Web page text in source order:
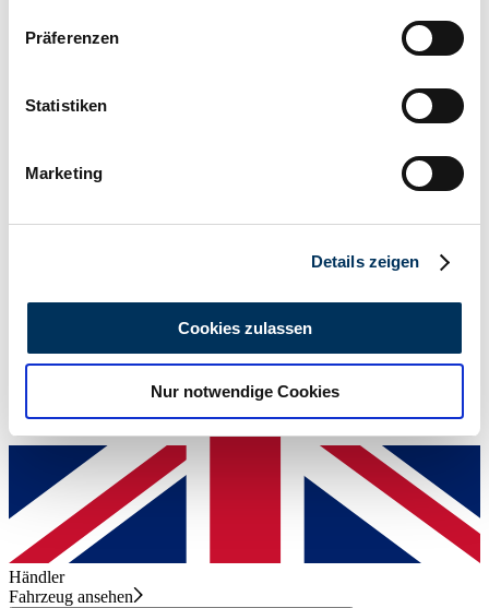
Informationen über Ihre geografische Lage
können
bestimmten Merkmalen (Fingerprinting) identifizieren
Erfahren Sie mehr darüber, wie Ihre persönlichen Daten
analysieren. Außerdem geben wir Informationen zu Ihrer
Verwendung unserer Website an unsere Partner für
soziale Medien, Werbung und Analysen weiter. Unsere
Partner führen diese Informationen möglicherweise mit
weiteren Daten zusammen, die Sie ihnen bereitgestellt
haben oder die sie im Rahmen Ihrer Nutzung der Dienste
gesammelt haben.
Präferenzen
Statistiken
Marketing
Details zeigen
Cookies zulassen
Nur notwendige Cookies
Händler
Fahrzeug ansehen